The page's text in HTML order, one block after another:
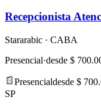
Recepcionista
Stararabic · CABA
Presencial·desde $
Presencialdesde $
SP